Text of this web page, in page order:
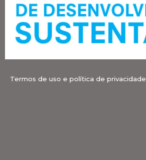
Termos de uso e política de privacidade